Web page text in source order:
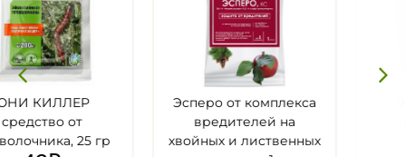
Эсперо от комплекса
вредителей на
хвойных и лиственных
ЭКОКИЛЛЕР от
муравьев, 1 л
606